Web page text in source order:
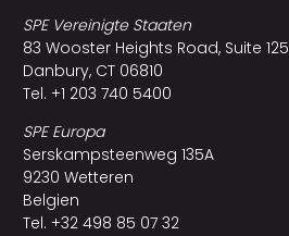
SPE Vereinigte Staaten
83 Wooster Heights Road, Suite 125
Danbury, CT 06810
Tel. +1 203 740 5400
SPE Europa
Serskampsteenweg 135A
9230 Wetteren
Belgien
Tel. +32 498 85 07 32